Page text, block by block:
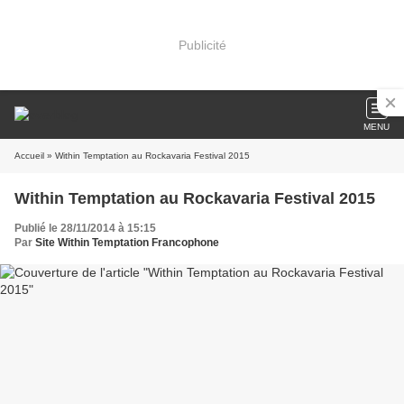
Publicité
MENU
Accueil » Within Temptation au Rockavaria Festival 2015
Within Temptation au Rockavaria Festival 2015
Publié le 28/11/2014 à 15:15
Par Site Within Temptation Francophone